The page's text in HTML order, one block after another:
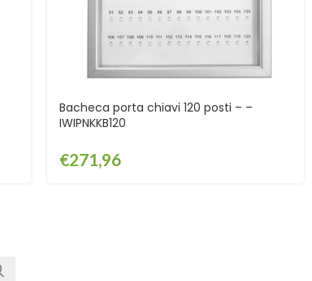
Bacheca porta chiavi 120 posti – –
IWIPNKKB120
€271,96